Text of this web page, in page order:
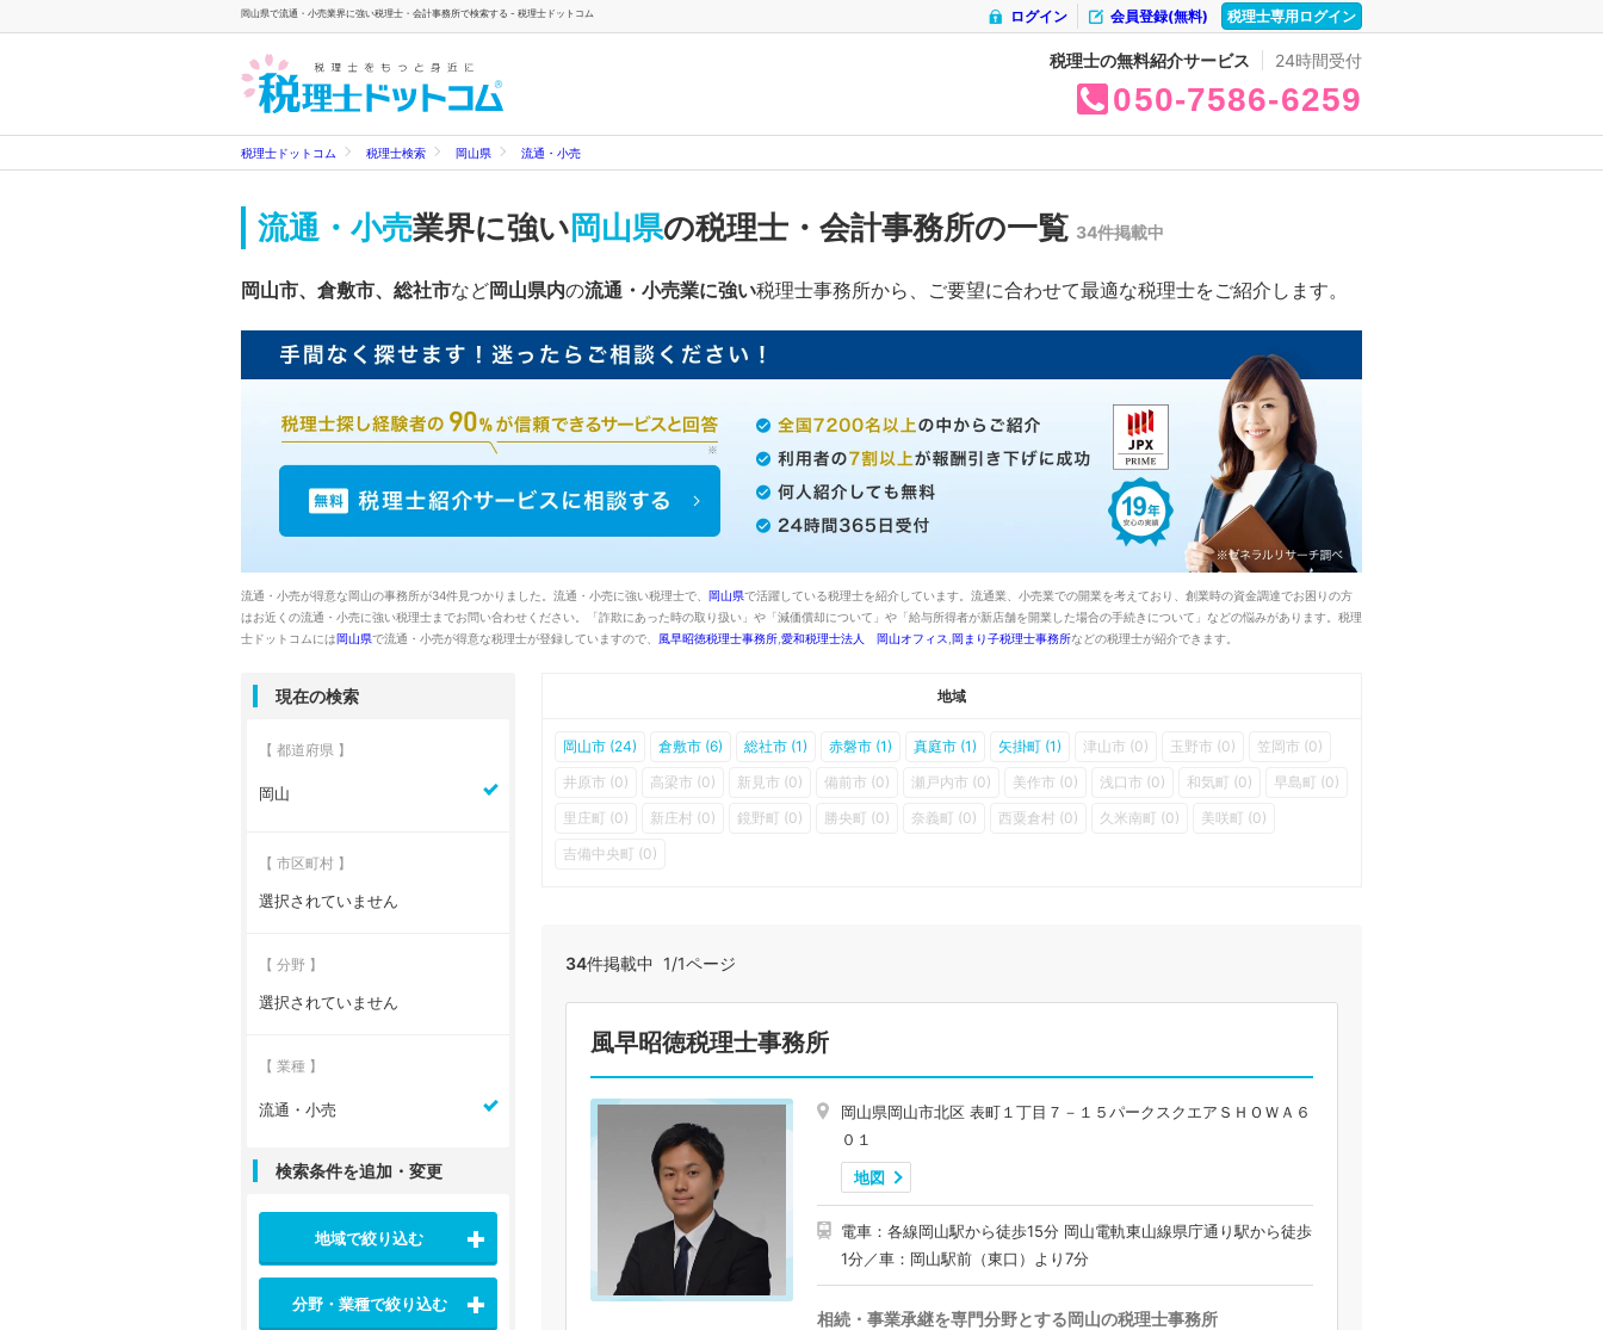
岡山県で流通・小売業界に強い税理士・会計事務所で検索する - 税理士ドットコム 税理士専用ログイン
会員登録(無料)
ログイン
税理士の無料紹介サービス 24時間受付
050 7586 6259
税理士ドットコム 税理士検索 岡山県 流通・小売
流通・小売業界に強い岡山県の税理士・会計事務所の一覧 34件掲載中
岡山市、倉敷市、総社市など岡山県内の流通・小売業に強い税理士事務所から、ご要望に合わせて最適な税理士をご紹介します。
流通・小売が得意な岡山の事務所が34件見つかりました。流通・小売に強い税理士で、 岡山県で活躍している税理士を紹介しています。流通業、小売業での開業を考えており、創業時の資金調達でお困りの方
はお近くの流通・小売に強い税理士までお問い合わせください。「詐欺にあった時の取り扱い」や「減価償却について」や「給与所得者が新店舗を開業した場合の手続きについて」などの悩みがあります。税理
士ドットコムには岡山県で流通・小売が得意な税理士が登録していますので、 風早昭徳税理士事務所 愛和税理士法人 岡山オフィス 岡まり子税理士事務所などの税理士が紹介できます。
地域
岡山市 (24) 倉敷市 (6) 総社市 (1) 赤磐市 (1) 真庭市 (1) 矢掛町 (1) 津山市 (0) 玉野市 (0)
笠岡市 (0)
井原市 (0)
高梁市 (0) 新見市 (0) 備前市 (0) 瀬戸内市 (0) 美作市 (0) 浅口市 (0) 和気町 (0)
早島町 (0)
里庄町 (0)
新庄村 (0) 鏡野町 (0) 勝央町 (0) 奈義町 (0) 西粟倉村 (0) 久米南町 (0)
美咲町 (0)
吉備中央町 (0)
34件掲載中 1/1ページ
風早昭徳税理士事務所
岡山県岡山市北区 表町１丁目７－１５パークスクエアＳＨＯＷＡ６
０１
地図
電車：各線岡山駅から徒歩15分 岡山電軌東山線県庁通り駅から徒歩
1分／車：岡山駅前（東口）より7分
相続・事業承継を専門分野とする岡山の税理士事務所
現在の検索
【 都道府県 】
岡山
【 市区町村 】
選択されていません
【 分野 】
選択されていません
【 業種 】
流通・小売
検索条件を追加・変更
地域で絞り込む
分野・業種で絞り込む